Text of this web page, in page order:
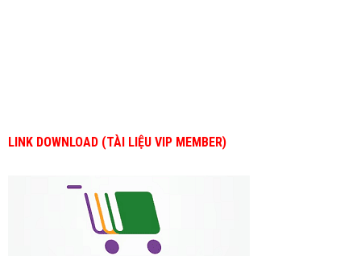
LINK DOWNLOAD (TÀI LIỆU VIP MEMBER)